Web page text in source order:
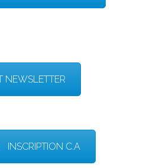
NEWSLETTER
INSCRIPTION C.A